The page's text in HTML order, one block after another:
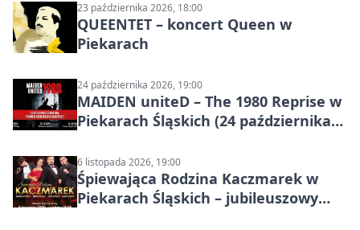
23 października 2026, 18:00
QUEENTET – koncert Queen w
Piekarach
24 października 2026, 19:00
MAIDEN uniteD – The 1980 Reprise w
Piekarach Śląskich (24 października
6 listopada 2026, 19:00
Śpiewająca Rodzina Kaczmarek w
Piekarach Śląskich – jubileuszowy